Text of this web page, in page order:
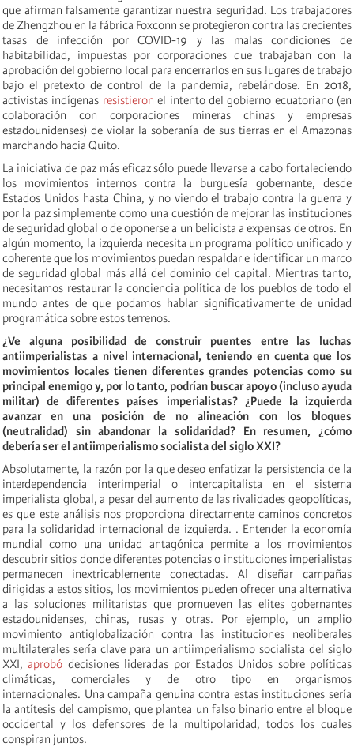
que afirman falsamente garantizar nuestra seguridad. Los trabajadores
de Zhengzhou en la fábrica Foxconn se protegieron contra las crecientes
tasas de infección por COVID-19 y las malas condiciones de
habitabilidad, impuestas por corporaciones que trabajaban con la
aprobación del gobierno local para encerrarlos en sus lugares de trabajo
bajo el pretexto de control de la pandemia, rebelándose. En 2018,
activistas indígenas resistieron el intento del gobierno ecuatoriano (en
colaboración con corporaciones mineras chinas y empresas
estadounidenses) de violar la soberanía de sus tierras en el Amazonas
marchando hacia Quito.
La iniciativa de paz más eficaz sólo puede llevarse a cabo fortaleciendo
los movimientos internos contra la burguesía gobernante, desde
Estados Unidos hasta China, y no viendo el trabajo contra la guerra y
por la paz simplemente como una cuestión de mejorar las instituciones
de seguridad global o de oponerse a un belicista a expensas de otros. En
algún momento, la izquierda necesita un programa político unificado y
coherente que los movimientos puedan respaldar e identificar un marco
de seguridad global más allá del dominio del capital. Mientras tanto,
necesitamos restaurar la conciencia política de los pueblos de todo el
mundo antes de que podamos hablar significativamente de unidad
programática sobre estos terrenos.
¿Ve alguna posibilidad de construir puentes entre las luchas
antiimperialistas a nivel internacional, teniendo en cuenta que los
movimientos locales tienen diferentes grandes potencias como su
principal enemigo y, por lo tanto, podrían buscar apoyo (incluso ayuda
militar) de diferentes países imperialistas? ¿Puede la izquierda
avanzar en una posición de no alineación con los bloques
(neutralidad) sin abandonar la solidaridad? En resumen, ¿cómo
debería ser el antiimperialismo socialista del siglo XXI?
Absolutamente, la razón por la que deseo enfatizar la persistencia de la
interdependencia interimperial o intercapitalista en el sistema
imperialista global, a pesar del aumento de las rivalidades geopolíticas,
es que este análisis nos proporciona directamente caminos concretos
para la solidaridad internacional de izquierda. . Entender la economía
mundial como una unidad antagónica permite a los movimientos
descubrir sitios donde diferentes potencias o instituciones imperialistas
permanecen inextricablemente conectadas. Al diseñar campañas
dirigidas a estos sitios, los movimientos pueden ofrecer una alternativa
a las soluciones militaristas que promueven las elites gobernantes
estadounidenses, chinas, rusas y otras. Por ejemplo, un amplio
movimiento antiglobalización contra las instituciones neoliberales
multilaterales sería clave para un antiimperialismo socialista del siglo
XXI,aprobó decisiones lideradas por Estados Unidos sobre políticas
climáticas, comerciales y de otro tipo en organismos
internacionales. Una campaña genuina contra estas instituciones sería
la antítesis del campismo, que plantea un falso binario entre el bloque
occidental y los defensores de la multipolaridad, todos los cuales
conspiran juntos.